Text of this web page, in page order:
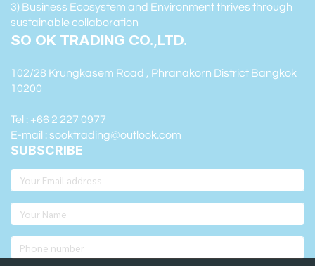
3) Business Ecosystem and Environment thrives through
sustainable collaboration
SO OK TRADING CO.,LTD.
102/28 Krungkasem Road , Phranakorn District Bangkok
10200
Tel : +66 2 227 0977
E-mail : sooktrading@outlook.com
SUBSCRIBE